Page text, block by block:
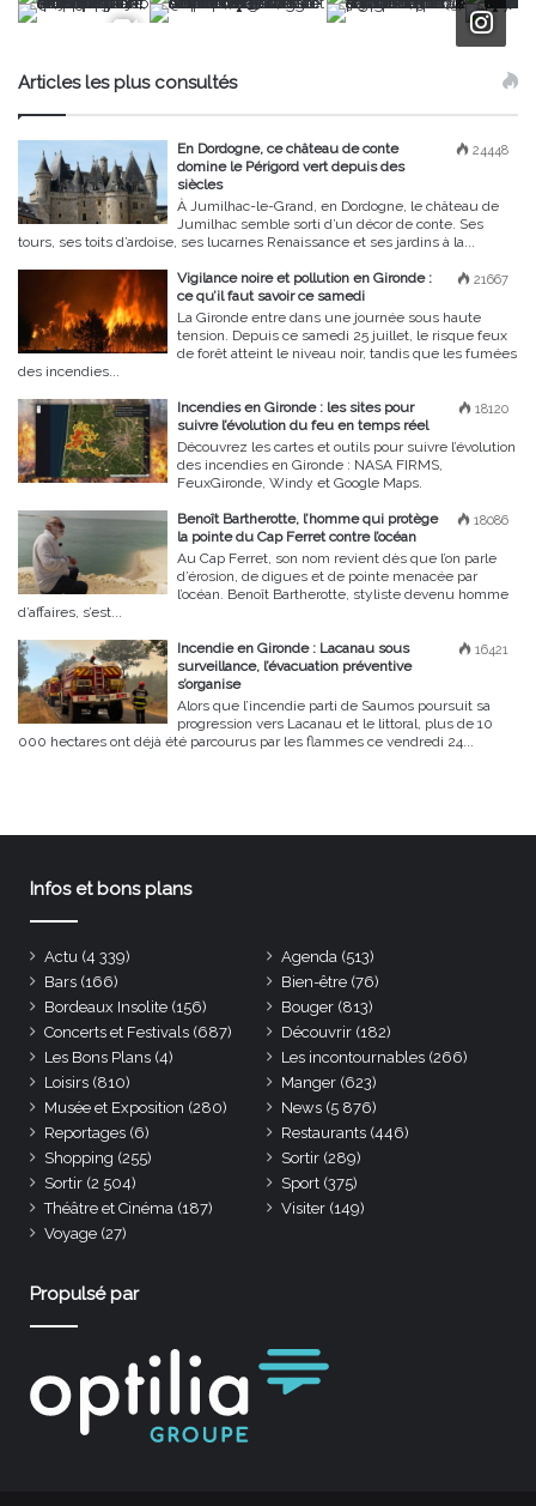
Articles les plus consultés
24448
En Dordogne, ce château de conte
domine le Périgord vert depuis des
siècles
À Jumilhac-le-Grand, en Dordogne, le château de
Jumilhac semble sorti d’un décor de conte. Ses
tours, ses toits d’ardoise, ses lucarnes Renaissance et ses jardins à la...
21667
Vigilance noire et pollution en Gironde :
ce qu’il faut savoir ce samedi
La Gironde entre dans une journée sous haute
tension. Depuis ce samedi 25 juillet, le risque feux
de forêt atteint le niveau noir, tandis que les fumées
des incendies...
18120
Incendies en Gironde : les sites pour
suivre l’évolution du feu en temps réel
Découvrez les cartes et outils pour suivre l’évolution
des incendies en Gironde : NASA FIRMS,
FeuxGironde, Windy et Google Maps.
18086
Benoît Bartherotte, l’homme qui protège
la pointe du Cap Ferret contre l’océan
Au Cap Ferret, son nom revient dès que l’on parle
d’érosion, de digues et de pointe menacée par
l’océan. Benoît Bartherotte, styliste devenu homme
d’affaires, s’est...
16421
Incendie en Gironde : Lacanau sous
surveillance, l’évacuation préventive
s’organise
Alors que l’incendie parti de Saumos poursuit sa
progression vers Lacanau et le littoral, plus de 10
000 hectares ont déjà été parcourus par les flammes ce vendredi 24...
Infos et bons plans
Actu (4 339) Agenda (513)
Bars (166) Bien-être (76)
Bordeaux Insolite (156) Bouger (813)
Concerts et Festivals (687) Découvrir (182)
Les Bons Plans (4) Les incontournables (266)
Loisirs (810) Manger (623)
Musée et Exposition (280) News (5 876)
Reportages (6) Restaurants (446)
Shopping (255) Sortir (289)
Sortir (2 504) Sport (375)
Théâtre et Cinéma (187) Visiter (149)
Voyage (27)
Propulsé par